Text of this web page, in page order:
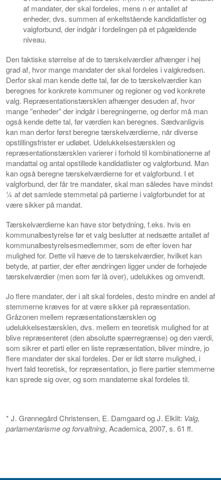
af mandater, der skal fordeles, mens n er antallet af
enheder, dvs. summen af enkeltstående kandidatlister og
valgforbund, der indgår i fordelingen på et pågældende
niveau.
Den faktiske størrelse af de to tærskelværdier afhænger i høj
grad af, hvor mange mandater der skal fordeles i valgkredsen.
Derfor skal man kende dette tal, før de to tærskelværdier kan
beregnes for konkrete kommuner og regioner og ved konkrete
valg. Repræsentationstærsklen afhænger desuden af, hvor
mange ”enheder” der indgår i beregningerne, og derfor må man
også kende dette tal, før værdien kan beregnes. Sædvanligvis
kan man derfor først beregne tærskelværdierne, når diverse
opstillingsfrister er udløbet. Udelukkelsestærsklen og
repræsentationstærsklen varierer i forhold til kombinationerne af
mandattal og antal opstillede kandidatlister og valgforbund. Man
kan også beregne tærskelværdierne for et valgforbund. I et
valgforbund, der får tre mandater, skal man således have mindst
¼ af det samlede stemmetal på partierne i valgforbundet for at
være sikker på mandat.
Tærskelværdierne kan have stor betydning, f.eks. hvis en
kommunalbestyrelse før et valg beslutter at nedsætte antallet af
kommunalbestyrelsesmedlemmer, som de efter loven har
mulighed for. Dette vil hæve de to tærskelværdier, hvilket kan
betyde, at partier, der efter ændringen ligger under de forhøjede
tærskelværdier (men som før lå over), udelukkes og omvendt.
Jo flere mandater, der i alt skal fordeles, desto mindre en andel af
stemmerne kræves for at være sikker på repræsentation.
Gråzonen mellem repræsentationstærsklen og
udelukkelsestærsklen, dvs. mellem en teoretisk mulighed for at
blive repræsenteret (den absolutte spærregrænse) og den værdi,
som sikrer et parti eller en liste repræsentation, bliver mindre, jo
flere mandater der skal fordeles. Der er lidt større mulighed, i
hvert fald teoretisk, for repræsentation, jo flere partier stemmerne
kan sprede sig over, og som mandaterne skal fordeles til.
* J. Grønnegård Christensen, E. Damgaard og J. Elklit: Valg,
parlamentarisme og forvaltning, Academica, 2007, s. 61 ff.